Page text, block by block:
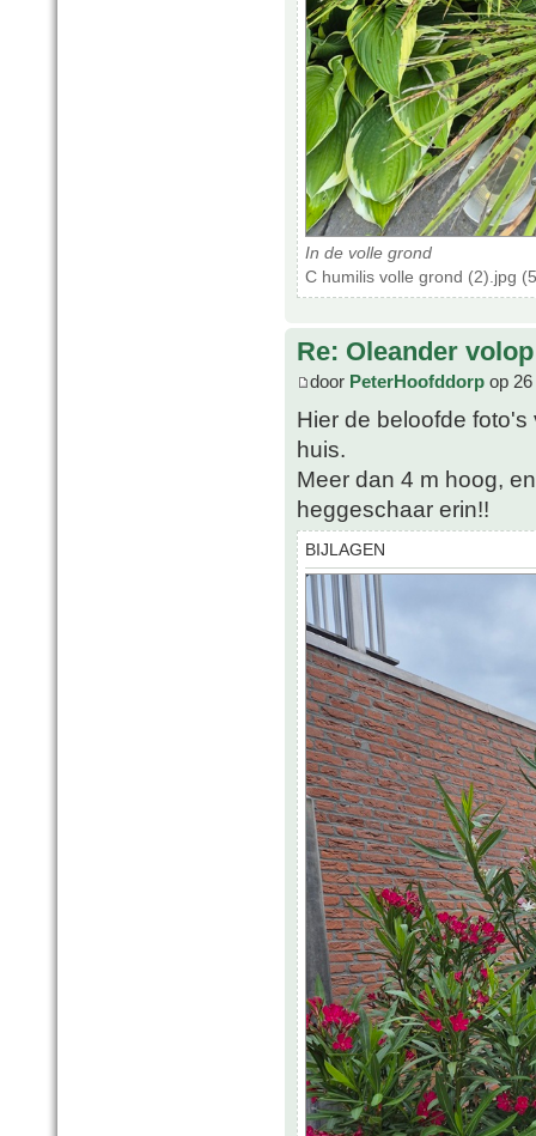
In de volle grond
C humilis volle grond (2).jpg
Re: Oleander
door PeterHoofddorp op
Hier de beloofde
huis.
Meer dan 4 m hoog,
heggeschaar erin!!
BIJLAGEN